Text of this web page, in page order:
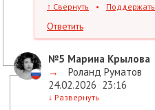
↑ Свернуть • Поддержать
Ответить
№5 Марина Крылова
→
Роланд Руматов
24.02.2026 23:16
↓ Развернуть